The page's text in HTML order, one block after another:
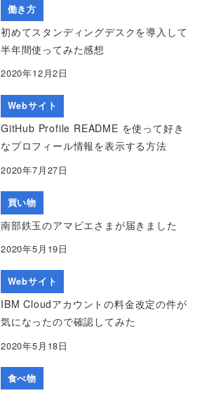
働き方
初めてスタンディングデスクを導入して
半年間使ってみた感想
2020年12月2日
Webサイト
GitHub Profile README を使って好き
なプロフィール情報を表示する方法
2020年7月27日
買い物
南部鉄玉のアマビエさまが届きました
2020年5月19日
Webサイト
IBM Cloudアカウントの料金改定の件が
気になったので確認してみた
2020年5月18日
食べ物